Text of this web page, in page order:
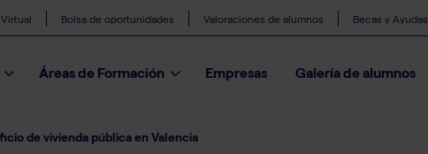
Áreas de Formación Empresas Galería de alumnos
Bolsa de oportunidades Valoraciones de alumnos Becas y Ayudas
de vivienda pública en Valencia